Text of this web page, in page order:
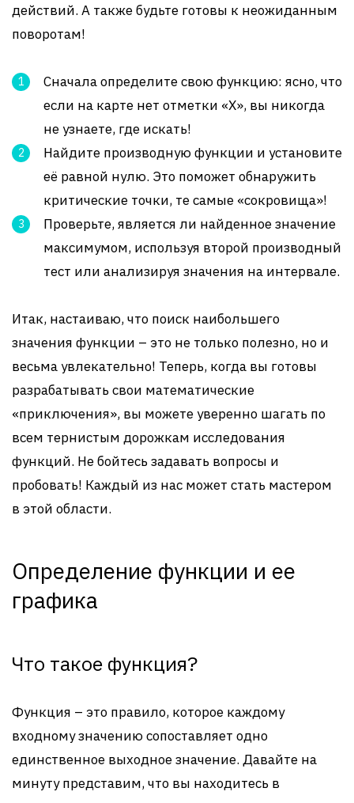
действий. А также будьте готовы к неожиданным
поворотам!
Сначала определите свою функцию: ясно, что
если на карте нет отметки «X», вы никогда
не узнаете, где искать!
Найдите производную функции и установите
её равной нулю. Это поможет обнаружить
критические точки, те самые «сокровища»!
Проверьте, является ли найденное значение
максимумом, используя второй производный
тест или анализируя значения на интервале.
Итак, настаиваю, что поиск наибольшего
значения функции – это не только полезно, но и
весьма увлекательно! Теперь, когда вы готовы
разрабатывать свои математические
«приключения», вы можете уверенно шагать по
всем тернистым дорожкам исследования
функций. Не бойтесь задавать вопросы и
пробовать! Каждый из нас может стать мастером
в этой области.
Определение функции и ее
графика
Что такое функция?
Функция – это правило, которое каждому
входному значению сопоставляет одно
единственное выходное значение. Давайте на
минуту представим, что вы находитесь в